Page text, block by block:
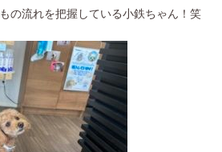
の流れを把握している小鉄ちゃん！笑